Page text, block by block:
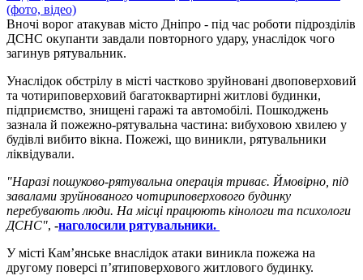
Вночі ворог атакував місто Дніпро - під час роботи підрозділів
ДСНС окупанти завдали повторного удару, унаслідок чого
загинув рятувальник.
Унаслідок обстрілу в місті частково зруйновані двоповерховий
та чотириповерховий багатоквартирні житлові будинки,
підприємство, знищені гаражі та автомобілі. Пошкоджень
зазнала й пожежно-рятувальна частина: вибуховою хвилею у
будівлі вибито вікна. Пожежі, що виникли, рятувальники
ліквідували.
"Наразі пошуково-рятувальна операція триває. Ймовірно, під
завалами зруйнованого чотириповерхового будинку
перебувають люди. На місці працюють кінологи та психологи
ДСНС", -наголосили рятувальники.
У місті Кам’янське внаслідок атаки виникла пожежа на
другому поверсі п’ятиповерхового житлового будинку.